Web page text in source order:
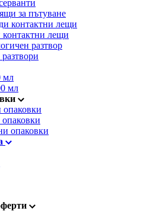
за пътуване
контактни лещи
контактни лещи
разтвор
мл
мл
опаковки